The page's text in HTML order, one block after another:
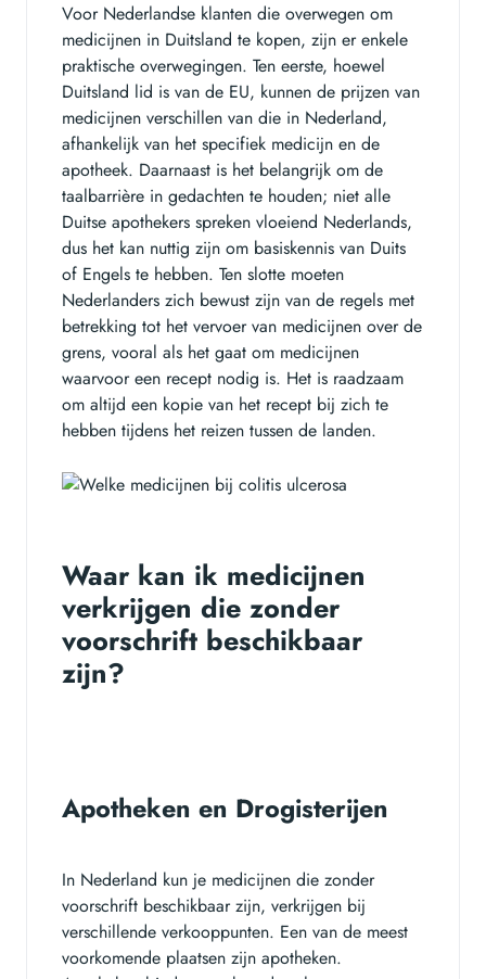
Voor Nederlandse klanten die overwegen om
medicijnen in Duitsland te kopen, zijn er enkele
praktische overwegingen. Ten eerste, hoewel
Duitsland lid is van de EU, kunnen de prijzen van
medicijnen verschillen van die in Nederland,
afhankelijk van het specifiek medicijn en de
apotheek. Daarnaast is het belangrijk om de
taalbarrière in gedachten te houden; niet alle
Duitse apothekers spreken vloeiend Nederlands,
dus het kan nuttig zijn om basiskennis van Duits
of Engels te hebben. Ten slotte moeten
Nederlanders zich bewust zijn van de regels met
betrekking tot het vervoer van medicijnen over de
grens, vooral als het gaat om medicijnen
waarvoor een recept nodig is. Het is raadzaam
om altijd een kopie van het recept bij zich te
hebben tijdens het reizen tussen de landen.
Waar kan ik medicijnen
verkrijgen die zonder
voorschrift beschikbaar
zijn?
Apotheken en Drogisterijen
In Nederland kun je medicijnen die zonder
voorschrift beschikbaar zijn, verkrijgen bij
verschillende verkooppunten. Een van de meest
voorkomende plaatsen zijn apotheken.